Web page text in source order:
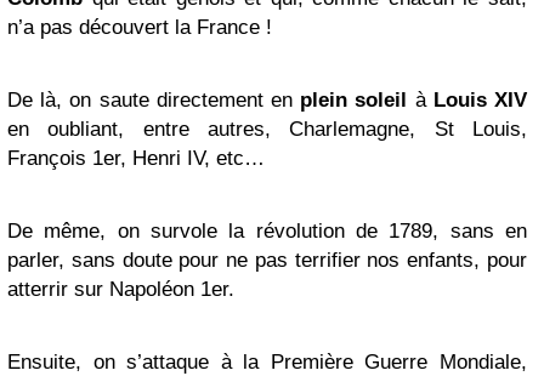
n’a pas découvert la France !
De là, on saute directement en plein soleil à Louis XIV
en oubliant, entre autres, Charlemagne, St Louis,
François 1er, Henri IV, etc…
De même, on survole la révolution de 1789, sans en
parler, sans doute pour ne pas terrifier nos enfants, pour
atterrir sur Napoléon 1er.
Ensuite, on s’attaque à la Première Guerre Mondiale,